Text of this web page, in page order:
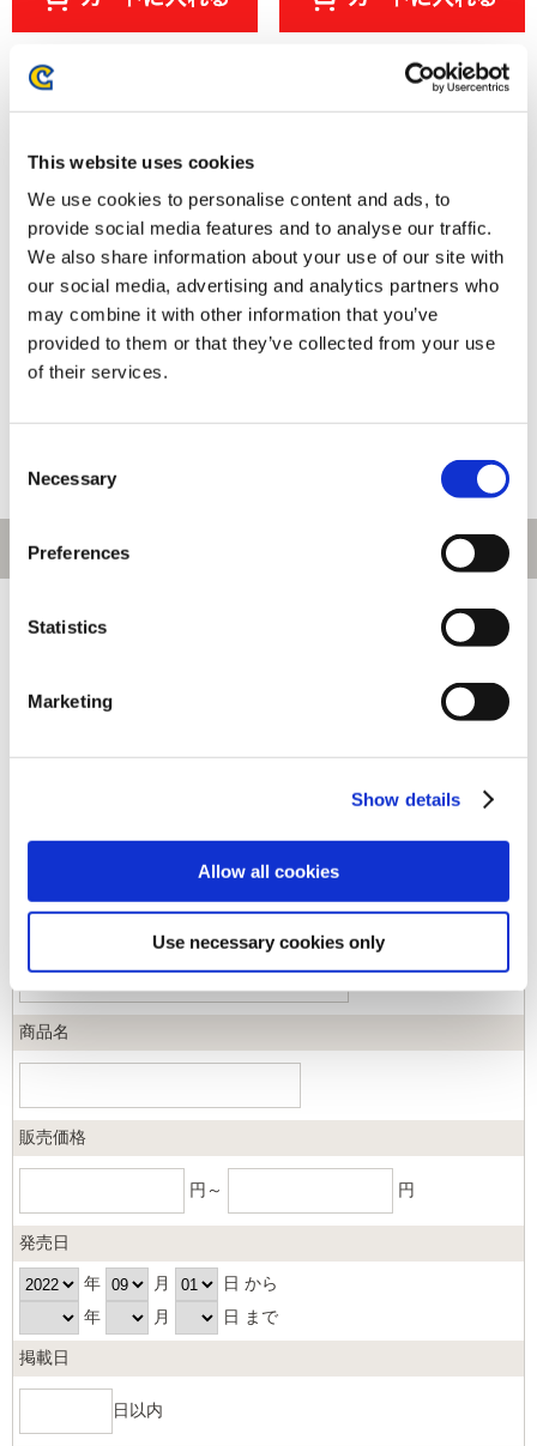
This website uses cookies
We use cookies to personalise content and ads, to
provide social media features and to analyse our traffic.
We also share information about your use of our site with
our social media, advertising and analytics partners who
may combine it with other information that you’ve
provided to them or that they’ve collected from your use
of their services.
Selection
Necessary
Preferences
Statistics
Marketing
Show details
Allow all cookies
Use necessary cookies only
モンスターハンター モンでふぉ
ぬいぐるみ ルナガロン
【アルバム】Street Fighter 6
カテゴリ
ジャンル
商品名
販売価格
円～ 円
発売日
年 月
日 から
年
月 日 まで
掲載日
日以内